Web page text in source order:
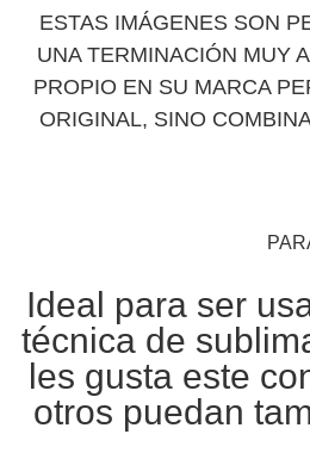
ESTAS IMÁGENES SON
UNA TERMINACIÓN MUY
PROPIO EN SU MARCA
ORIGINAL, SINO
Ideal para ser
técnica de
les gusta este
otros puedan